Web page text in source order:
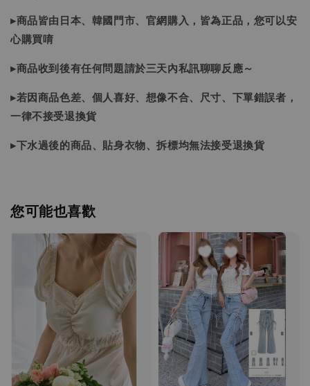
▸商品皆由日本、韓國門市、官網購入，皆為正品，您可以安
心購買唷
▸商品收到後有任何問題請於三天內私訊聊聊反應～
▸若因商品色差、個人喜好、想像不合、尺寸、下單錯誤者，
一律不接受退換貨
▸下水過後的商品、貼身衣物、拆標均無法接受退換貨
您可能也喜歡